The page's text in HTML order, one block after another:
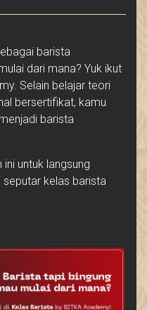
barista
dari mana? Yuk ikut
Selain belajar teori
bersertifikat, kamu
barista
untuk langsung
seputar kelas barista